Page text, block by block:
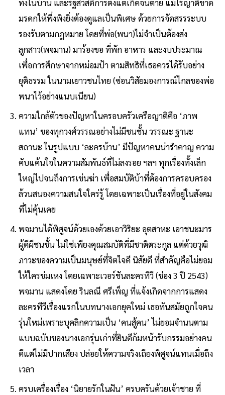
ทั้งในบ้าน และรัฐสวัสดิการตั้งแต่เกิดจนตาย แม้ไร้ญาติขาด
มรดกให้พึ่งพิงยิ่งต้องดูแลเป็นพิเศษ ด้วยการจัดสรรระบบ
รองรับตามกฎหมาย โดยที่พ่อ(พนา)ไม่จำเป็นต้องส่ง
ลูกสาว(พจมาน) มาร้องขอ ที่พัก อาหาร และงบประมาณ
เพื่อการศึกษาจากหม่อมป้า ตามสิทธิที่เธอควรได้รับอย่าง
ยุติธรรม ในนามเยาวชนไทย (ซ่อนวิสัยมองการณ์ไกลของพ่อ
พนาไว้อย่างแนบเนียน)
ความใกล้ตัวของปัญหาในครอบครัวเครือญาติคือ ‘ภาพ
แทน’ ของทุกวงศ์วรรณอย่างไม่มีชนชั้น วรรณะ ฐานะ
สถานะ ในรูปแบบ ‘ละครบ้าน’ มีปัญหาคนน่ารำคาญ ความ
คับแค้นใจในความสัมพันธ์ที่ไม่ลงรอย ฯลฯ ทุกเรื่องทั้งเล็ก
ใหญ่ไปจนถึงการเข่นฆ่า เพื่อสมบัติบ้าที่ต้องการครอบครอง
ล้วนสนองความสนใจใคร่รู้ โดยเฉพาะเป็นเรื่องที่อยู่ในสังคม
ที่ไม่คุ้นเคย
พจมานได้พิศูจน์ด้วยเองด้วยเอาวิริยะ อุตสาหะ เอาชนะมาร
ผู้ดีผีชนชั้น ไม่ใช่เพียงคุณสมบัติที่มีชาติตระกูล แต่ด้วยวุฒิ
ภาวะของความเป็นมนุษย์ที่จิตใจดี นิสัยดี ที่สำคัญคือไม่ยอม
ให้ใครข่มเหง โดยเฉพาะเวอร์ชันละครทีวี (ช่อง 3 ปี 2543)
พจมาน แสดงโดย รินลณี ศรีเพ็ญ ที่แจ้งเกิดจากการแสดง
ละครทีวีเรื่องแรกในบทนางเอกยุคใหม่ เธอทันสมัยถูกใจคน
รุ่นใหม่เพราะบุคลิกความเป็น ‘คนสู้คน’ ไม่ยอมจำนนตาม
แบบฉบับของนางเอกรุ่นเก่าที่ยินดีก้มหน้ารับกรรมอย่างคน
ดีแต่ไม่มีปากเสียง ปล่อยให้ความจริงเถียงพิศูจน์แทนเมื่อถึง
เวลา
ครบเครื่องเรื่อง ‘นิยายรักในฝัน’ ครบครันด้วยเจ้าชาย ที่